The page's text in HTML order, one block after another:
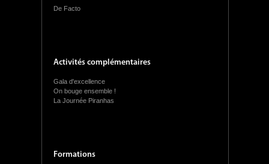
De Facto
Activités complémentaires
Gala d'excellence
On bouge ensemble !
La Journée Piranhas
Formations